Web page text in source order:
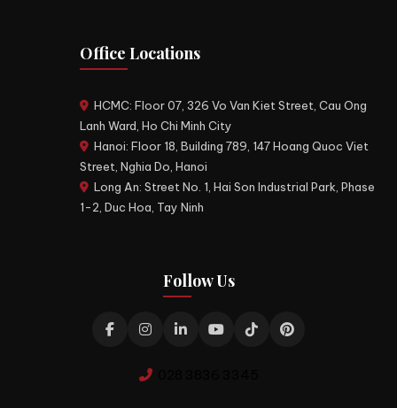
Office Locations
HCMC: Floor 07, 326 Vo Van Kiet Street, Cau Ong
Lanh Ward, Ho Chi Minh City
Hanoi: Floor 18, Building 789, 147 Hoang Quoc Viet
Street, Nghia Do, Hanoi
Long An: Street No. 1, Hai Son Industrial Park, Phase
1-2, Duc Hoa, Tay Ninh
Follow Us